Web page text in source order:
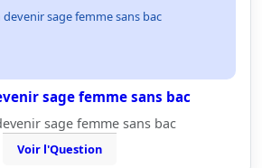
sage femme sans bac
sage femme sans bac
sage femme sans bac
Voir l'Question